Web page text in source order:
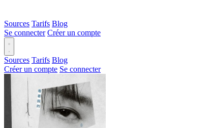
Sources Tarifs Blog
Se connecter Créer un compte
Sources Tarifs Blog
Créer un compte Se connecter